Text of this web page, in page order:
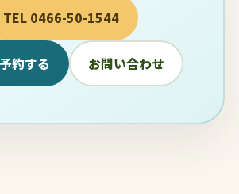
TEL 0466-50-1544
約する お問い合わせ